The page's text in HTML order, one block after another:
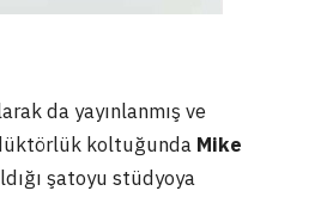
da yayınlanmış ve
koltuğunda Mike
şatoyu stüdyoya